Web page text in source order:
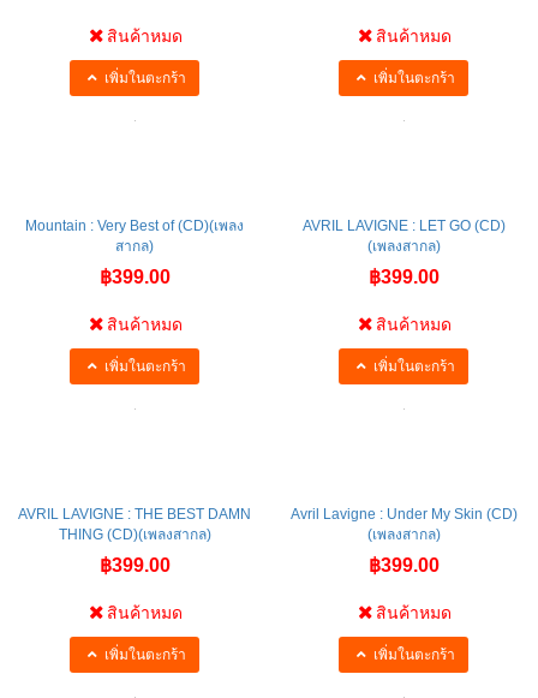
สินค้าหมด
เพิ่มในตะกร้า
สินค้าหมด
เพิ่มในตะกร้า
Mountain : Very Best of (CD)(เพลง
สากล)
สินค้าหมด
เพิ่มในตะกร้า
AVRIL LAVIGNE : LET GO (CD)
(เพลงสากล)
สินค้าหมด
เพิ่มในตะกร้า
AVRIL LAVIGNE : THE BEST DAMN
THING (CD)(เพลงสากล)
สินค้าหมด
เพิ่มในตะกร้า
Avril Lavigne : Under My Skin (CD)
(เพลงสากล)
สินค้าหมด
เพิ่มในตะกร้า